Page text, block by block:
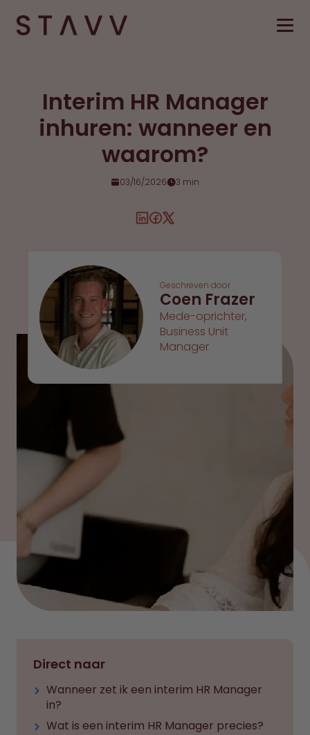
Interim HR Manager
inhuren: wanneer en
waarom?
03/16/2026 3 min
Geschreven door
Coen Frazer
Mede-oprichter,
Business Unit
Manager
Direct naar
Wanneer zet ik een interim HR Manager
in?
Wat is een interim HR Manager precies?